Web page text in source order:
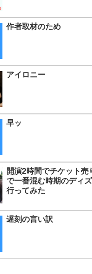
作者取材のため
アイロニー
早ッ
開演2時間でチケット売
で一番混む時期のディ
行ってみた
遅刻の言い訳